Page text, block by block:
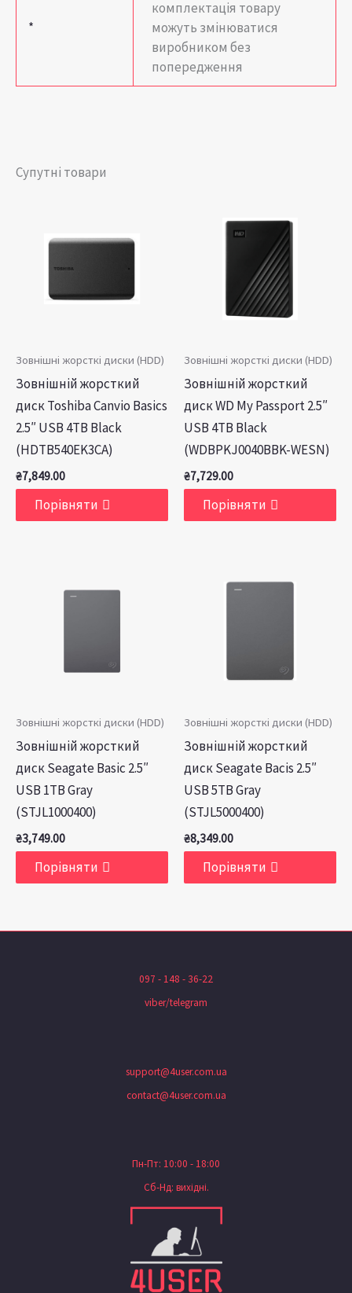
*
комплектація товару
можуть змінюватися
виробником без
попередження
Супутні товари
Зовнішні жорсткі диски (HDD)
Зовнішній жорсткий
диск Toshiba Canvio Basics
2.5″ USB 4TB Black
(HDTB540EK3CA)
₴7,849.00
Порівняти
Зовнішні жорсткі диски (HDD)
Зовнішній жорсткий
диск WD My Passport 2.5″
USB 4TB Black
(WDBPKJ0040BBK-WESN)
₴7,729.00
Порівняти
Зовнішні жорсткі диски (HDD)
Зовнішній жорсткий
диск Seagate Basic 2.5″
USB 1TB Gray
(STJL1000400)
₴3,749.00
Порівняти
Зовнішні жорсткі диски (HDD)
Зовнішній жорсткий
диск Seagate Bacis 2.5″
USB 5TB Gray
(STJL5000400)
₴8,349.00
Порівняти
097 - 148 - 36-22
viber/telegram
support@4user.com.ua
contact@4user.com.ua
Пн-Пт: 10:00 - 18:00
Сб-Нд: вихідні.